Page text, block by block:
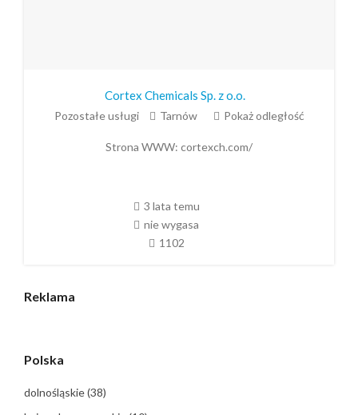
Cortex Chemicals Sp. z o.o.
Pozostałe usługi Tarnów Pokaż odległość
Strona WWW: cortexch.com/
3 lata temu
nie wygasa
1102
Reklama
Polska
dolnośląskie(38)